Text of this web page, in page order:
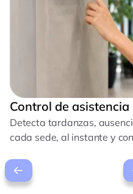
Control de asistencia
Detecta tardanzas,
cada sede, al instante y